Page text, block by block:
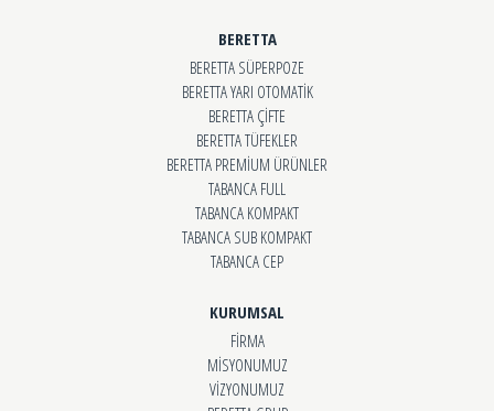
BERETTA
BERETTA SÜPERPOZE
BERETTA YARI OTOMATİK
BERETTA ÇİFTE
BERETTA TÜFEKLER
BERETTA PREMİUM ÜRÜNLER
TABANCA FULL
TABANCA KOMPAKT
TABANCA SUB KOMPAKT
TABANCA CEP
KURUMSAL
FİRMA
MİSYONUMUZ
VİZYONUMUZ